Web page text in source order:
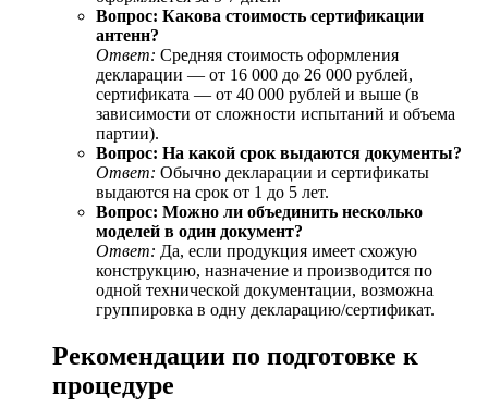
Вопрос: Какова стоимость сертификации
антенн?
Ответ: Средняя стоимость оформления
декларации — от 16 000 до 26 000 рублей,
сертификата — от 40 000 рублей и выше (в
зависимости от сложности испытаний и объема
партии).
Вопрос: На какой срок выдаются документы?
Ответ: Обычно декларации и сертификаты
выдаются на срок от 1 до 5 лет.
Вопрос: Можно ли объединить несколько
моделей в один документ?
Ответ: Да, если продукция имеет схожую
конструкцию, назначение и производится по
одной технической документации, возможна
группировка в одну декларацию/сертификат.
Рекомендации по подготовке к
процедуре